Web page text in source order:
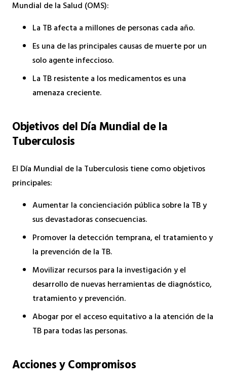
Mundial de la Salud (OMS):
La TB afecta a millones de personas cada año.
Es una de las principales causas de muerte por un
solo agente infeccioso.
La TB resistente a los medicamentos es una
amenaza creciente.
Objetivos del Día Mundial de la
Tuberculosis
El Día Mundial de la Tuberculosis tiene como objetivos
principales:
Aumentar la concienciación pública sobre la TB y
sus devastadoras consecuencias.
Promover la detección temprana, el tratamiento y
la prevención de la TB.
Movilizar recursos para la investigación y el
desarrollo de nuevas herramientas de diagnóstico,
tratamiento y prevención.
Abogar por el acceso equitativo a la atención de la
TB para todas las personas.
Acciones y Compromisos